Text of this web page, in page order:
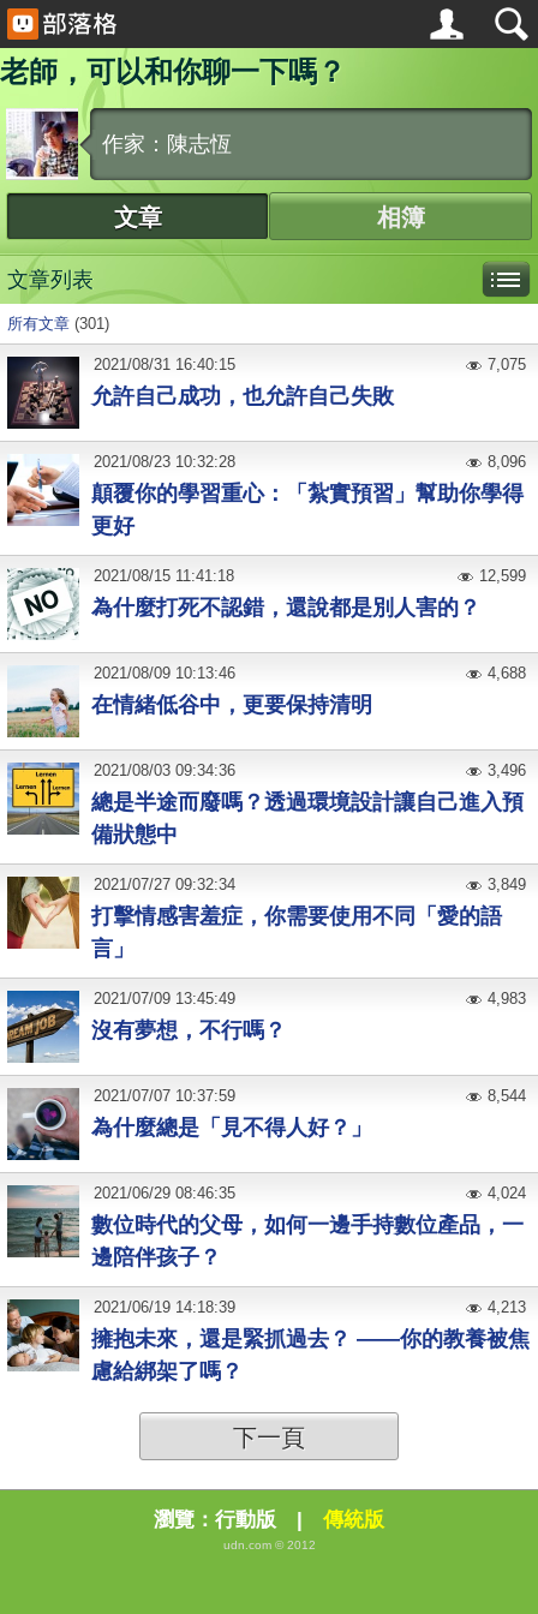
老師，可以和你聊一下嗎？
作家：陳志恆
文章 相簿
文章列表
所有文章 (301)
允許自己成功，也允許自己失敗
2021/08/31 16:40:15 7,075
顛覆你的學習重心：「紮實預習」幫助你學得
更好
2021/08/23 10:32:28 8,096
為什麼打死不認錯，還說都是別人害的？
2021/08/15 11:41:18 12,599
在情緒低谷中，更要保持清明
2021/08/09 10:13:46 4,688
總是半途而廢嗎？透過環境設計讓自己進入預
備狀態中
2021/08/03 09:34:36 3,496
打擊情感害羞症，你需要使用不同「愛的語
言」
2021/07/27 09:32:34 3,849
沒有夢想，不行嗎？
2021/07/09 13:45:49 4,983
為什麼總是「見不得人好？」
2021/07/07 10:37:59 8,544
數位時代的父母，如何一邊手持數位產品，一
邊陪伴孩子？
2021/06/29 08:46:35 4,024
擁抱未來，還是緊抓過去？ ——你的教養被焦
慮給綁架了嗎？
2021/06/19 14:18:39 4,213
下一頁
瀏覽： 行動版 | 傳統版
udn.com © 2012